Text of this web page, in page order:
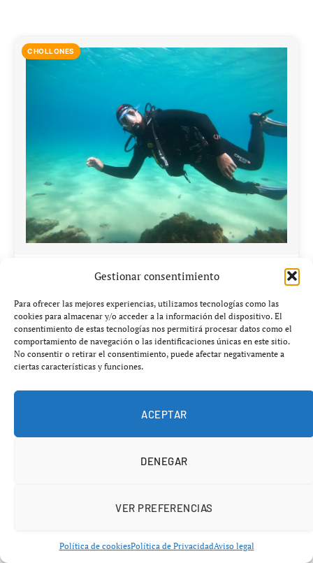
Gestionar consentimiento
Para ofrecer las mejores experiencias, utilizamos tecnologías como las
cookies para almacenar y/o acceder a la información del dispositivo. El
consentimiento de estas tecnologías nos permitirá procesar datos como el
comportamiento de navegación o las identificaciones únicas en este sitio.
No consentir o retirar el consentimiento, puede afectar negativamente a
ciertas características y funciones.
ACEPTAR
DENEGAR
VER PREFERENCIAS
Política de cookiesPolítica de PrivacidadAviso legal
CHOLLONES
BAUTISMO DE BUCEO
65,00€
Ver en Chollones